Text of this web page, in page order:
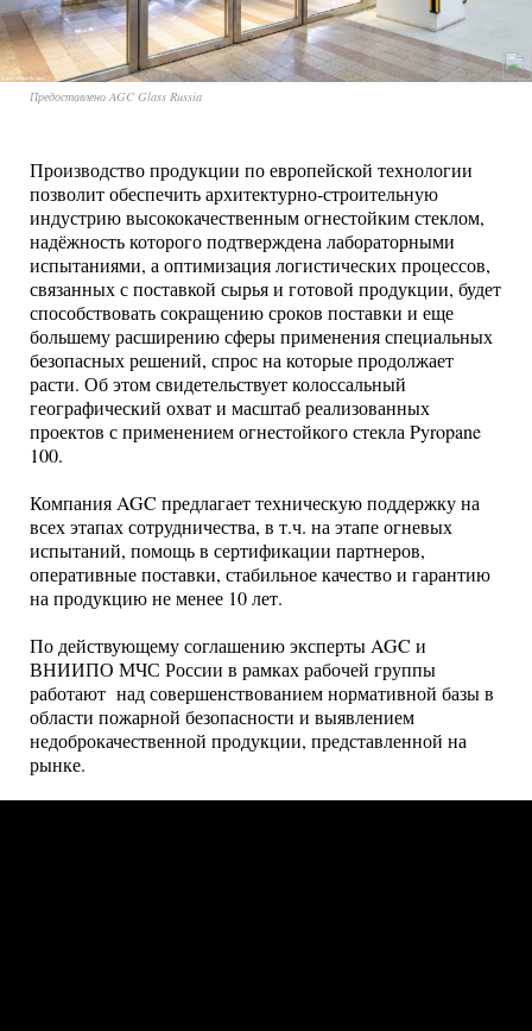
Предоставлено AGC Glass Russia
Производство продукции по европейской технологии
позволит обеспечить архитектурно-строительную
индустрию высококачественным огнестойким стеклом,
надёжность которого подтверждена лабораторными
испытаниями, а оптимизация логистических процессов,
связанных с поставкой сырья и готовой продукции, будет
способствовать сокращению сроков поставки и еще
большему расширению сферы применения специальных
безопасных решений, спрос на которые продолжает
расти. Об этом свидетельствует колоссальный
географический охват и масштаб реализованных
проектов с применением огнестойкого стекла Pyropane
100.
Компания AGC предлагает техническую поддержку на
всех этапах сотрудничества, в т.ч. на этапе огневых
испытаний, помощь в сертификации партнеров,
оперативные поставки, стабильное качество и гарантию
на продукцию не менее 10 лет.
По действующему соглашению эксперты AGC и
ВНИИПО МЧС России в рамках рабочей группы
работают над совершенствованием нормативной базы в
области пожарной безопасности и выявлением
недоброкачественной продукции, представленной на
рынке.